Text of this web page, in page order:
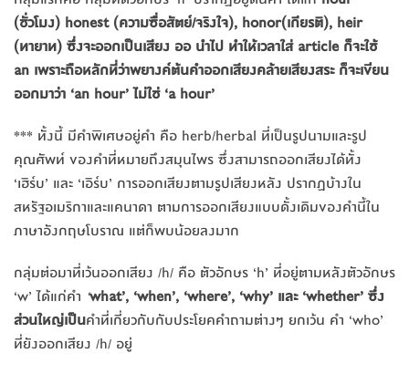
(ชั่วโมง) honest (ความซื่อสัตย์/จริงใจ), honor(เกียรติ), heir
(ทายาท) ซึ่งจะออกเป็นเสียง ออ นำไป ทำให้เวลาใส่ article ก็จะใช้
an เพราะถือหลักที่ว่าพยางค์ต้นคำออกเสียงคล้ายเสียงสระ ก็จะเขียน
ออกมาว่า ‘an hour’ ไม่ใช่ ‘a hour’
*** ทั้งนี้ มีคำพิเศษอยู่คำ คือ herb/herbal ที่เป็นรูปนามและรูป
คุณศัพท์ ของคำที่หมายถึงสมุนไพร ซึ่งสามารถออกเสียงได้ทั้ง
‘เฮิร์บ’ และ ‘เอิร์บ’ การออกเสียงตามรูปเสียงหลัง ปรากฏบ้างใน
สหรัฐอเมริกาและแคนาดา ตามการออกเสียงแบบดั้งเดิมของคำนี้ใน
ภาษาอังกฤษโบราณ แต่ก็พบน้อยลงมาก
กลุ่มต่อมาที่เว้นออกเสียง /h/ คือ ตัวอักษร ‘h’ ที่อยู่ตามหลังตัวอักษร
‘w’ ได้แก่คำ ‘what’, ‘when’, ‘where’, ‘why’ และ ‘whether’ ซึ่ง
ส่วนใหญ่เป็นคำที่เกี่ยวกับกับประโยคคำถามต่างๆ ยกเว้น คำ ‘who’
ที่ยังออกเสียง /h/ อยู่